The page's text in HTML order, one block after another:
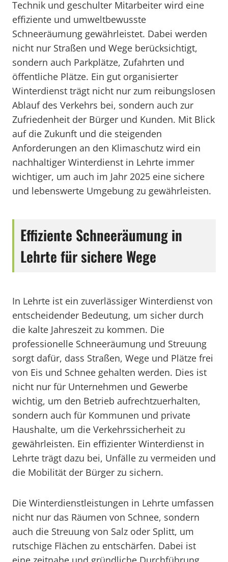
Technik und geschulter Mitarbeiter wird eine
effiziente und umweltbewusste
Schneeräumung gewährleistet. Dabei werden
nicht nur Straßen und Wege berücksichtigt,
sondern auch Parkplätze, Zufahrten und
öffentliche Plätze. Ein gut organisierter
Winterdienst trägt nicht nur zum reibungslosen
Ablauf des Verkehrs bei, sondern auch zur
Zufriedenheit der Bürger und Kunden. Mit Blick
auf die Zukunft und die steigenden
Anforderungen an den Klimaschutz wird ein
nachhaltiger Winterdienst in Lehrte immer
wichtiger, um auch im Jahr 2025 eine sichere
und lebenswerte Umgebung zu gewährleisten.
Effiziente Schneeräumung in
Lehrte für sichere Wege
In Lehrte ist ein zuverlässiger Winterdienst von
entscheidender Bedeutung, um sicher durch
die kalte Jahreszeit zu kommen. Die
professionelle Schneeräumung und Streuung
sorgt dafür, dass Straßen, Wege und Plätze frei
von Eis und Schnee gehalten werden. Dies ist
nicht nur für Unternehmen und Gewerbe
wichtig, um den Betrieb aufrechtzuerhalten,
sondern auch für Kommunen und private
Haushalte, um die Verkehrssicherheit zu
gewährleisten. Ein effizienter Winterdienst in
Lehrte trägt dazu bei, Unfälle zu vermeiden und
die Mobilität der Bürger zu sichern.
Die Winterdienstleistungen in Lehrte umfassen
nicht nur das Räumen von Schnee, sondern
auch die Streuung von Salz oder Splitt, um
rutschige Flächen zu entschärfen. Dabei ist